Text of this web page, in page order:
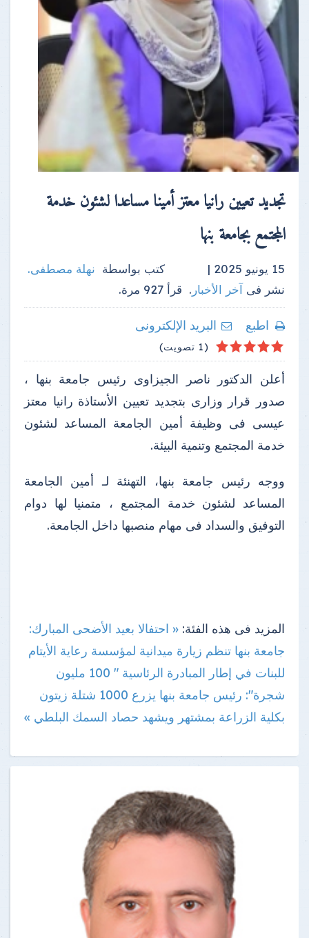
تجديد تعيين رانيا معتز أمينا مساعدا لشئون خدمة
المجتمع بجامعة بنها
15 يونيو 2025 | كتب بواسطة نهلة مصطفى.
نشر فى آخر الأخبار . قرأ 927 مرة.
اطبع
البريد الإلكترونى
1
2
3
4
5 (1 تصويت)
أعلن الدكتور ناصر الجيزاوى رئيس جامعة بنها ،
صدور قرار وزارى بتجديد تعيين الأستاذة رانيا معتز
عيسى فى وظيفة أمين الجامعة المساعد لشئون
خدمة المجتمع وتنمية البيئة.
ووجه رئيس جامعة بنها، التهنئة لـ أمين الجامعة
المساعد لشئون خدمة المجتمع ، متمنيا لها دوام
التوفيق والسداد فى مهام منصبها داخل الجامعة.
المزيد فى هذه الفئة: « احتفالا بعيد الأضحى المبارك:
جامعة بنها تنظم زيارة ميدانية لمؤسسة رعاية الأيتام
للبنات
في إطار المبادرة الرئاسية " 100 مليون
شجرة": رئيس جامعة بنها يزرع 1000 شتلة زيتون
بكلية الزراعة بمشتهر ويشهد حصاد السمك البلطي »